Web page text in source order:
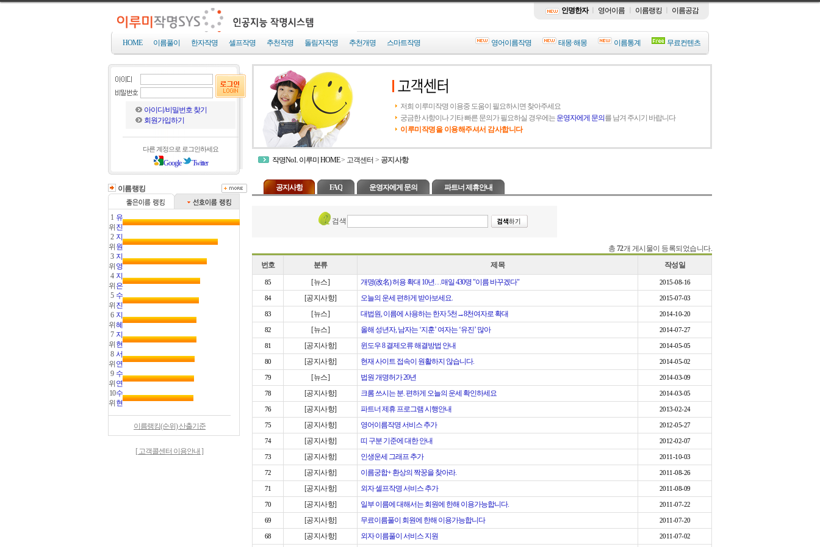
인명한자 영어이름 이름랭킹 이름공감
HOME 이름풀이 한자작명 셀프작명 추천작명 돌림자작명 추천개명 스마트작명 영어이름작명 태몽·해몽 이름통계 무료컨텐츠
아이디/비밀번호 찾기
회원가입하기
다른 계정으로 로그인하세요
Google Twitter
이름랭킹
1
위
유
진
2
위
지
원
3
위
지
영
4
위
지
은
5
위
수
진
6
위
지
혜
7
위
지
현
8
위
서
연
9
위
수
연
10
위
수
현
이름랭킹(순위) 산출기준
[ 고객콜센터 이용안내 ]
저희 이루미작명 이용중 도움이 필요하시면 찾아주세요
궁금한 사항이나 기타 빠른 문의가 필요하실 경우에는 운영자에게 문의 를 남겨 주시기 바랍니다
이루미작명을 이용해주셔서 감사합니다
작명No1. 이루미 HOME> 고객센터 > 공지사항
공지사항 FAQ 운영자에게 문의 파트너 제휴안내
검색
총 72개 게시물이 등록되었습니다.
번호
분류 제목 작성일
85 [뉴스] 개명(改名) 허용 확대 10년…매일 430명 "이름 바꾸겠다" 2015-08-16
84 [공지사항] 오늘의 운세 편하게 받아보세요. 2015-07-03
83 [뉴스] 대법원, 이름에 사용하는 한자 5천→8천여자로 확대 2014-10-20
82 [뉴스] 올해 성년자, 남자는 ‘지훈’ 여자는 ‘유진’ 많아 2014-07-27
81 [공지사항] 윈도우 8 결제오류 해결방법 안내 2014-05-05
80 [공지사항] 현재 사이트 접속이 원활하지 않습니다. 2014-05-02
79 [뉴스] 법원 개명허가 20년 2014-03-09
78 [공지사항] 크롬 쓰시는 분. 편하게 오늘의 운세 확인하세요 2014-03-05
76 [공지사항] 파트너 제휴 프로그램 시행안내 2013-02-24
75 [공지사항] 영어이름작명 서비스 추가 2012-05-27
74 [공지사항] 띠 구분 기준에 대한 안내 2012-02-07
73 [공지사항] 인생운세 그래프 추가 2011-10-03
72 [공지사항] 이름궁합+ 환상의 짝꿍을 찾아라. 2011-08-26
71 [공지사항] 외자 셀프작명 서비스 추가 2011-08-09
70 [공지사항] 일부 이름에 대해서는 회원에 한해 이용가능합니다. 2011-07-22
69 [공지사항] 무료이름풀이 회원에 한해 이용가능합니다 2011-07-20
68 [공지사항] 외자 이름풀이 서비스 지원 2011-07-02